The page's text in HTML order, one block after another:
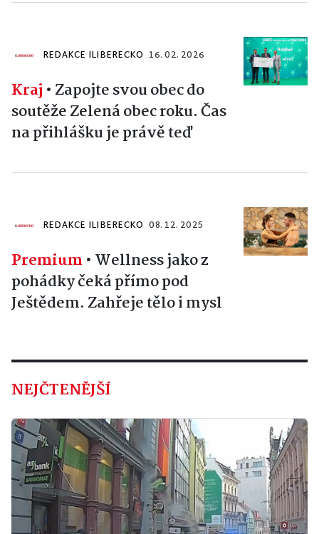
REDAKCE ILIBERECKO 16. 02. 2026
Kraj • Zapojte svou obec do
soutěže Zelená obec roku. Čas
na přihlášku je právě teď
REDAKCE ILIBERECKO 08. 12. 2025
Premium • Wellness jako z
pohádky čeká přímo pod
Ještědem. Zahřeje tělo i mysl
NEJČTENĚJŠÍ